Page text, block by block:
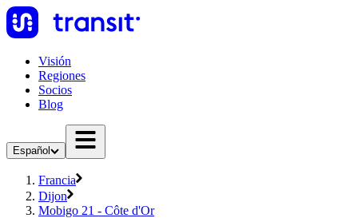
Visión
Regiones
Socios
Blog
Español
Francia
Dijon
Mobigo 21 - Côte d'Or